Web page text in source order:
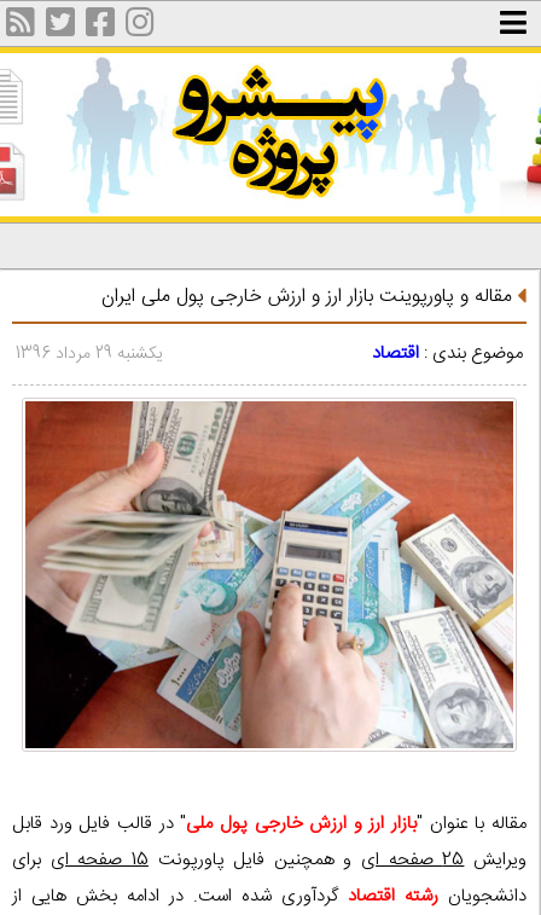
مقاله و پاورپوینت بازار ارز و ارزش خارجی پول ملی ایران
موضوع بندی : اقتصاد یکشنبه 29 مرداد 1396
مقاله با عنوان "بازار ارز و ارزش خارجی پول ملی" در قالب فایل ورد قابل
ویرایش 25 صفحه ای و همچنین فایل پاورپونت 15 صفحه ای
برای
دانشجویان رشته اقتصادگردآوری شده است. در ادامه بخش هایی از